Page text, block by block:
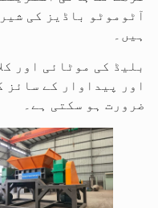
آٹوموٹو باڈیز کی
ہیں۔
بلیڈ کی موٹائی اور
اور پیداوار کے
ضرورت ہو سکتی ہے۔